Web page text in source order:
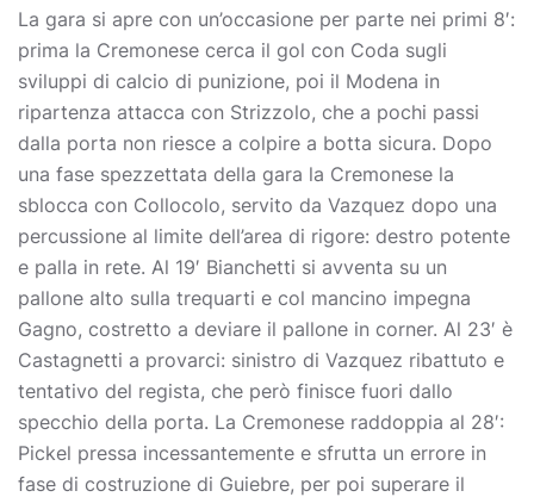
La gara si apre con un’occasione per parte nei primi 8′:
prima la Cremonese cerca il gol con Coda sugli
sviluppi di calcio di punizione, poi il Modena in
ripartenza attacca con Strizzolo, che a pochi passi
dalla porta non riesce a colpire a botta sicura. Dopo
una fase spezzettata della gara la Cremonese la
sblocca con Collocolo, servito da Vazquez dopo una
percussione al limite dell’area di rigore: destro potente
e palla in rete. Al 19′ Bianchetti si avventa su un
pallone alto sulla trequarti e col mancino impegna
Gagno, costretto a deviare il pallone in corner. Al 23′ è
Castagnetti a provarci: sinistro di Vazquez ribattuto e
tentativo del regista, che però finisce fuori dallo
specchio della porta. La Cremonese raddoppia al 28′:
Pickel pressa incessantemente e sfrutta un errore in
fase di costruzione di Guiebre, per poi superare il